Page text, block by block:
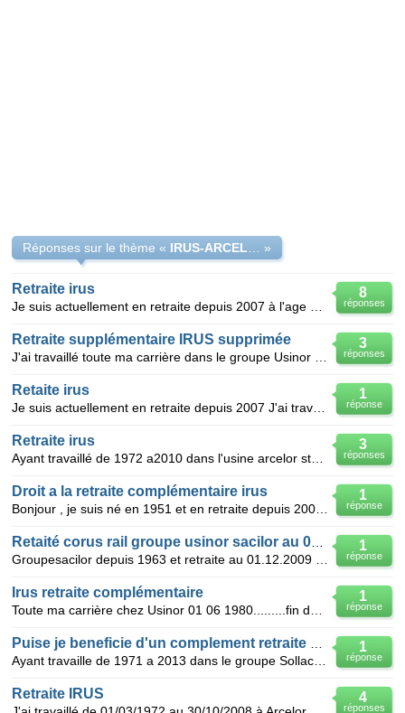
Réponses sur le thème « »
8
réponses
Retraite irus
3
réponses
Retraite supplémentaire IRUS supprimée
1
réponse
Retaite irus
3
réponses
Retraite irus
1
réponse
Droit a la retraite complémentaire irus
1
réponse
1
réponse
Irus retraite complémentaire
1
réponse
4
réponses
Retraite IRUS